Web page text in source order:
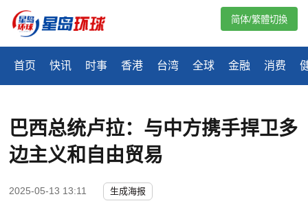
首页 快讯 时事 香港 台湾 全球 金融 消费
简体/繁體切換
巴西总统卢拉：与中方携手捍卫多
边主义和自由贸易
2025-05-13 13:11 生成海报